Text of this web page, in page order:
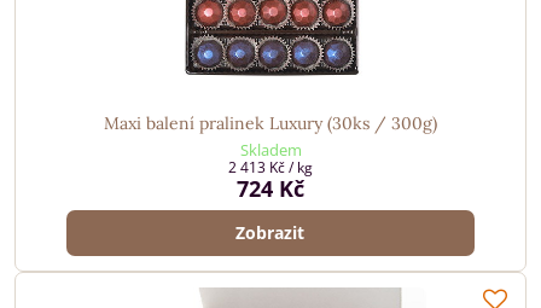
Maxi balení pralinek Luxury (30ks / 300g)
Skladem
724 Kč
2 413 Kč/ kg
Zobrazit